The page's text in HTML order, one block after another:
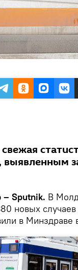
выявленным
Sputnik. В
новых
в Минздраве